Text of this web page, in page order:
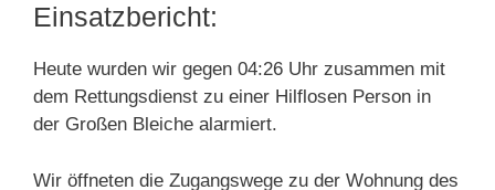
Einsatzbericht:
Heute wurden wir gegen 04:26 Uhr zusammen mit
dem Rettungsdienst zu einer Hilflosen Person in
der Großen Bleiche alarmiert.
Wir öffneten die Zugangswege zu der Wohnung des